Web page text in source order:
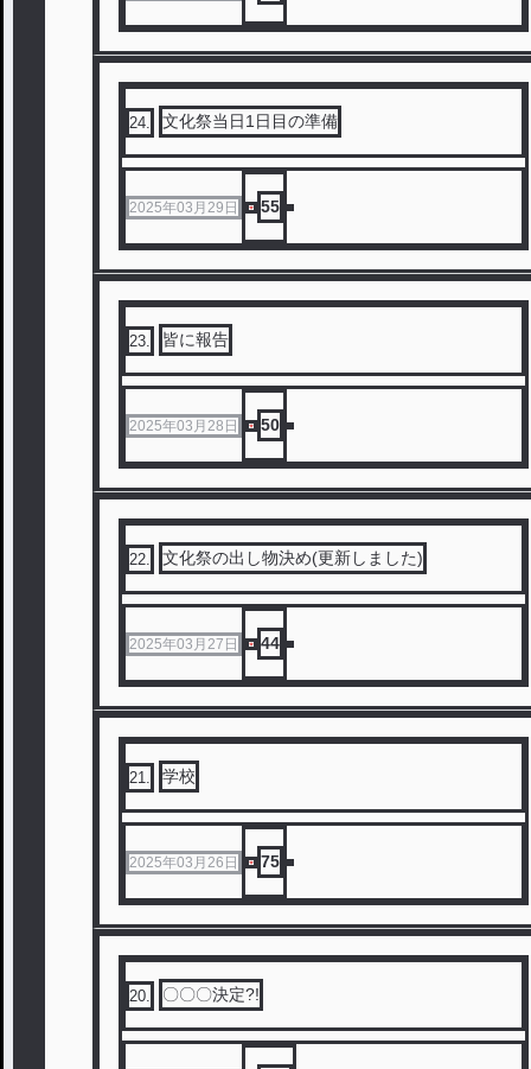
24. 文化祭当日1日目の準備
2025年03月29日 55
23. 皆に報告
2025年03月28日 50
22. 文化祭の出し物決め(更新しました)
2025年03月27日 44
21. 学校
2025年03月26日 75
20. 〇〇〇決定?!